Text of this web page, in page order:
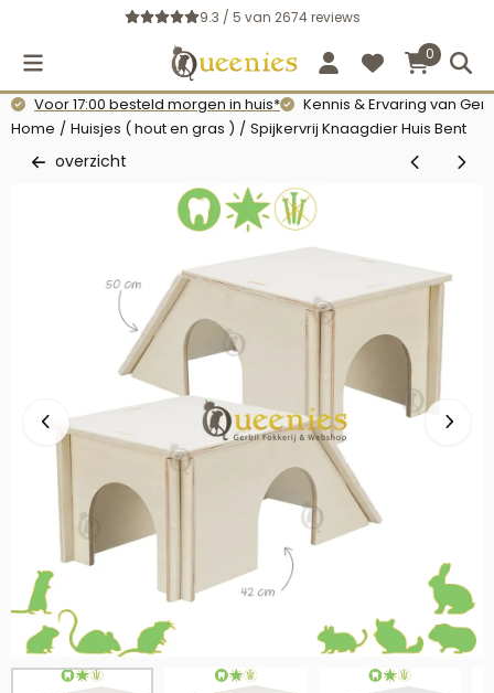
Cookievoorkeuren zijn momenteel gesloten.
9.3 / 5 van 2674reviews
0
Voor 17:00 besteld morgen in huis*
Kennis & Ervaring van
Home / Huisjes ( hout en gras ) / Spijkervrij Knaagdier Huis Bent
overzicht